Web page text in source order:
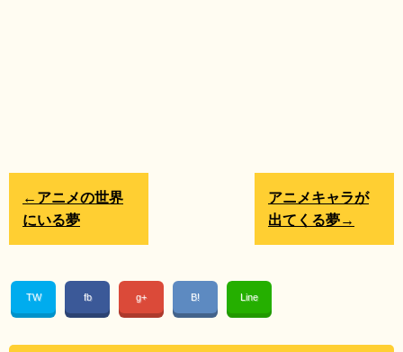
アニメキャラが
出てくる夢→
←アニメの世界
にいる夢
TW fb g+ B! Line